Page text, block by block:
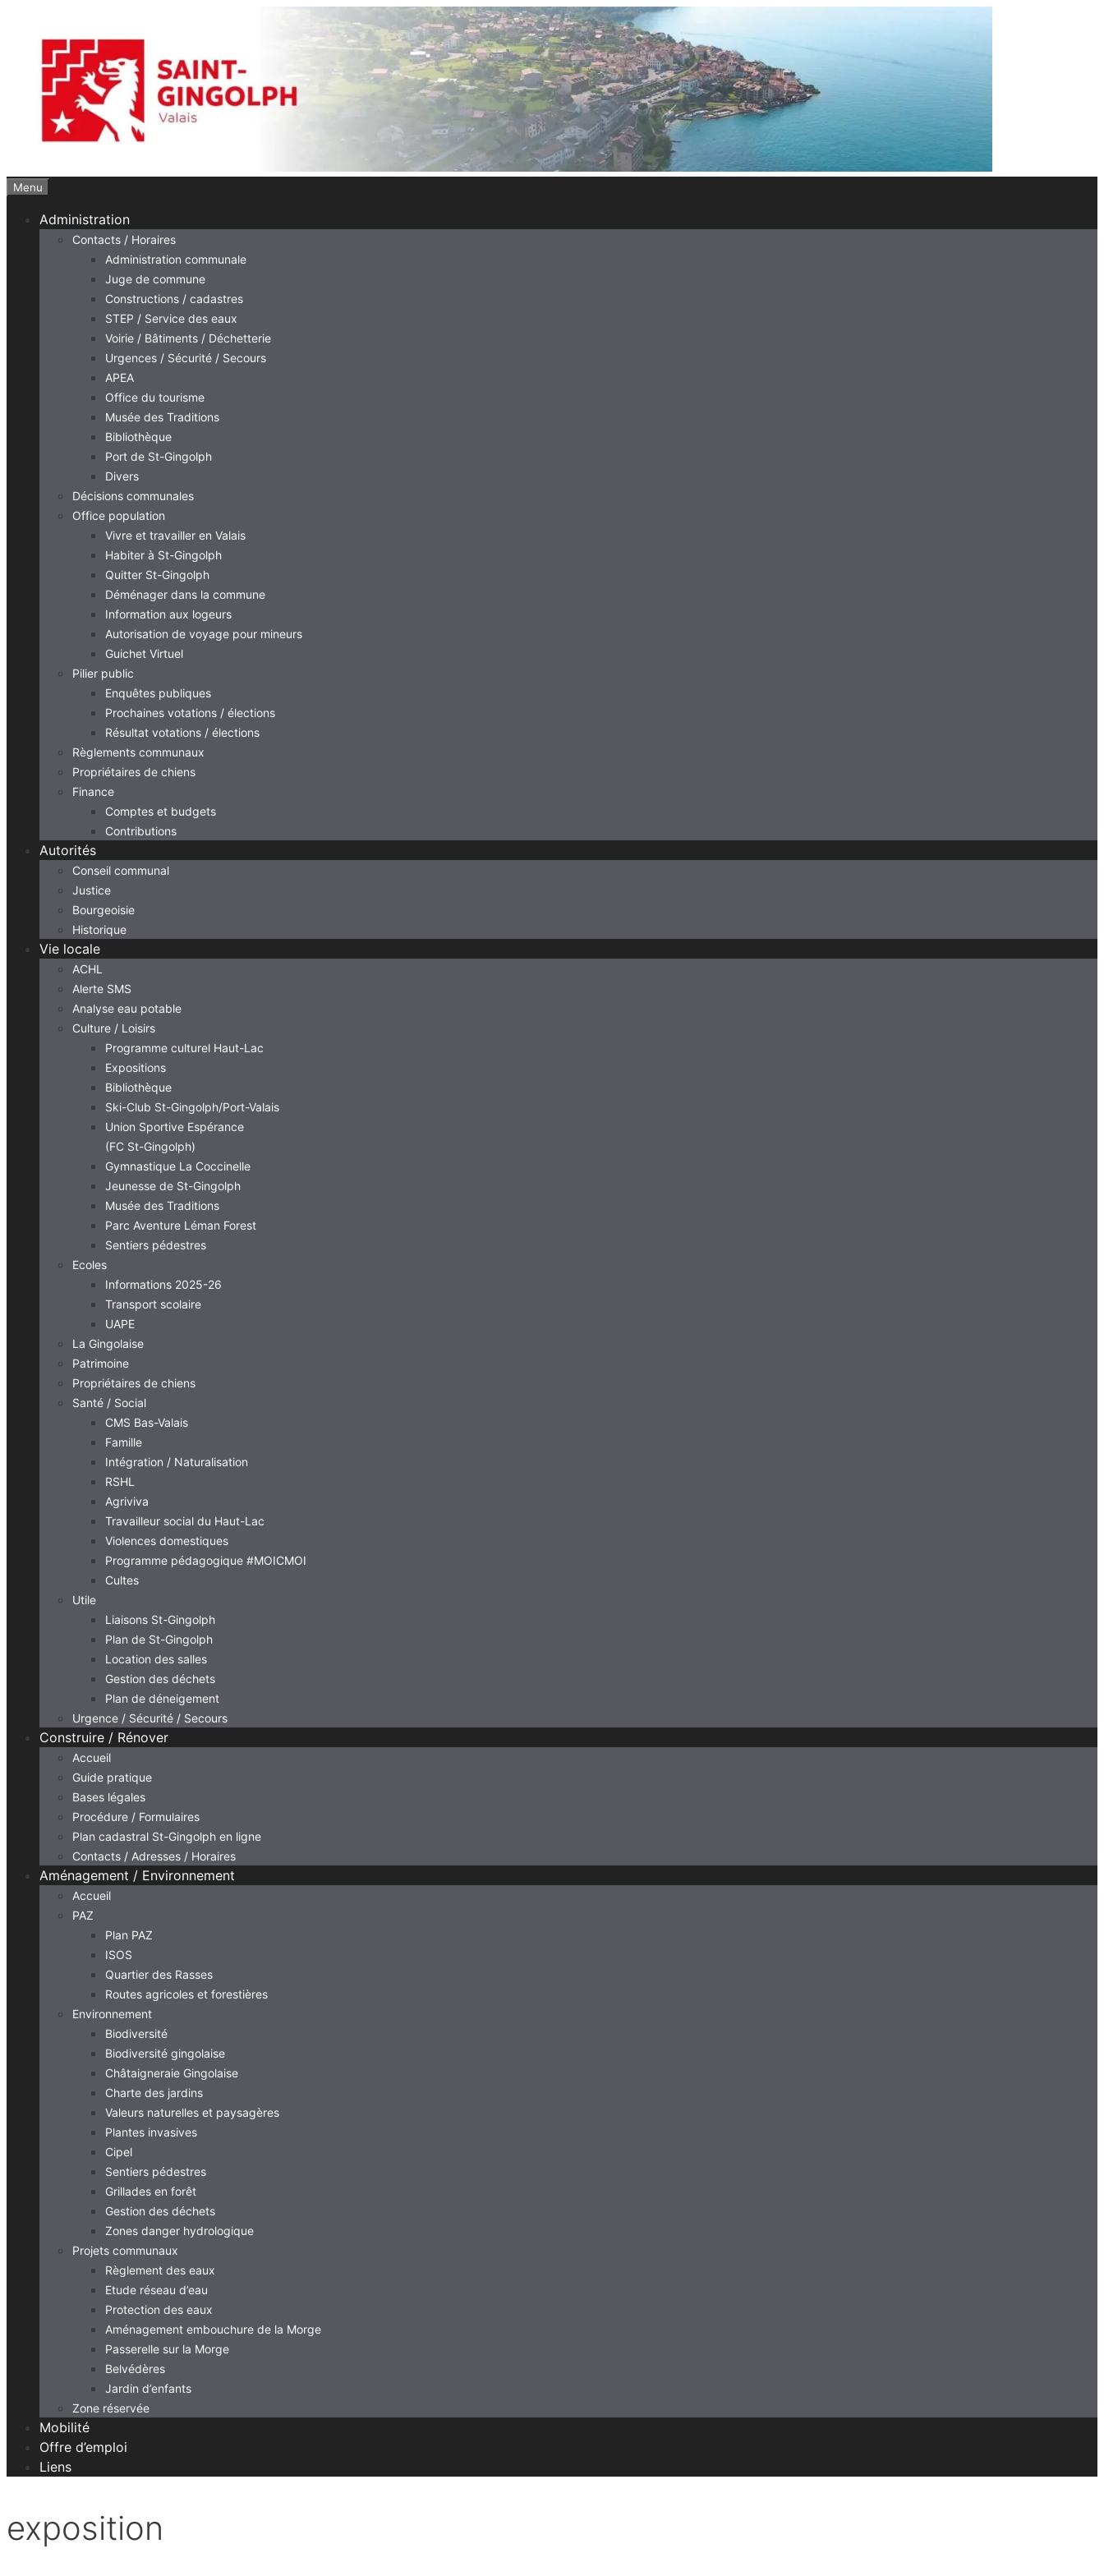
contenu
Menu
Administration
Contacts / Horaires
Administration communale
Juge de commune
Constructions / cadastres
STEP / Service des eaux
Voirie / Bâtiments / Déchetterie
Urgences / Sécurité / Secours
APEA
Office du tourisme
Musée des Traditions
Bibliothèque
Port de St-Gingolph
Divers
Décisions communales
Office population
Vivre et travailler en Valais
Habiter à St-Gingolph
Quitter St-Gingolph
Déménager dans la commune
Information aux logeurs
Autorisation de voyage pour mineurs
Guichet Virtuel
Pilier public
Enquêtes publiques
Prochaines votations / élections
Résultat votations / élections
Règlements communaux
Propriétaires de chiens
Finance
Comptes et budgets
Contributions
Autorités
Conseil communal
Justice
Bourgeoisie
Historique
Vie locale
ACHL
Alerte SMS
Analyse eau potable
Culture / Loisirs
Programme culturel Haut-Lac
Expositions
Bibliothèque
Ski-Club St-Gingolph/Port-Valais
Union Sportive Espérance
(FC St-Gingolph)
Gymnastique La Coccinelle
Jeunesse de St-Gingolph
Musée des Traditions
Parc Aventure Léman Forest
Sentiers pédestres
Ecoles
Informations 2025-26
Transport scolaire
UAPE
La Gingolaise
Patrimoine
Propriétaires de chiens
Santé / Social
CMS Bas-Valais
Famille
Intégration / Naturalisation
RSHL
Agriviva
Travailleur social du Haut-Lac
Violences domestiques
Programme pédagogique #MOICMOI
Cultes
Utile
Liaisons St-Gingolph
Plan de St-Gingolph
Location des salles
Gestion des déchets
Plan de déneigement
Urgence / Sécurité / Secours
Construire / Rénover
Accueil
Guide pratique
Bases légales
Procédure / Formulaires
Plan cadastral St-Gingolph en ligne
Contacts / Adresses / Horaires
Aménagement / Environnement
Accueil
PAZ
Plan PAZ
ISOS
Quartier des Rasses
Routes agricoles et forestières
Environnement
Biodiversité
Biodiversité gingolaise
Châtaigneraie Gingolaise
Charte des jardins
Valeurs naturelles et paysagères
Plantes invasives
Cipel
Sentiers pédestres
Grillades en forêt
Gestion des déchets
Zones danger hydrologique
Projets communaux
Règlement des eaux
Etude réseau d’eau
Protection des eaux
Aménagement embouchure de la Morge
Passerelle sur la Morge
Belvédères
Jardin d’enfants
Zone réservée
Mobilité
Offre d’emploi
Liens
exposition